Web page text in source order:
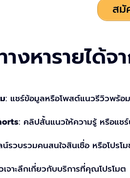
สมั
งหารายได้จ
: แชร์ข้อมูลหรือโพสต์แนวรีวิวพร้อ
: คลิปสั้นแนวให้ความรู้ หรือแช
รวบรวมคนสนใจสินเชื่อ หรือโปรโ
เจาะลึกเกี่ยวกับบริการที่คุณโปรโมต